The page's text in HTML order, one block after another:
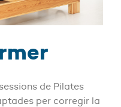
de Pilates
per corregir la